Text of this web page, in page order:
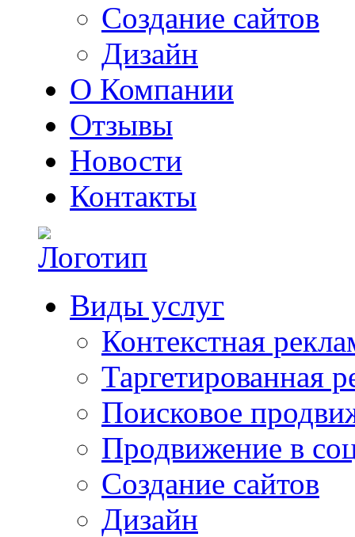
Создание сайтов
Дизайн
О Компании
Отзывы
Новости
Контакты
Виды услуг
Контекстная
Таргетированная
Поисковое
Продвижение в
Создание сайтов
Дизайн